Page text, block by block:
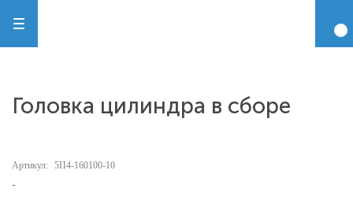
Головка цилиндра в сборе
Артикул: 5П4-160100-10
-